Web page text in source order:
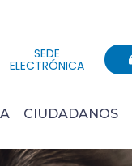
SEDE
ELECTRÓNICA
CIUDADANOS